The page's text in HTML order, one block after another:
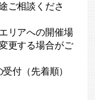
ご相談くださ
リアへの開催場
更する場合がご
付（先着順）